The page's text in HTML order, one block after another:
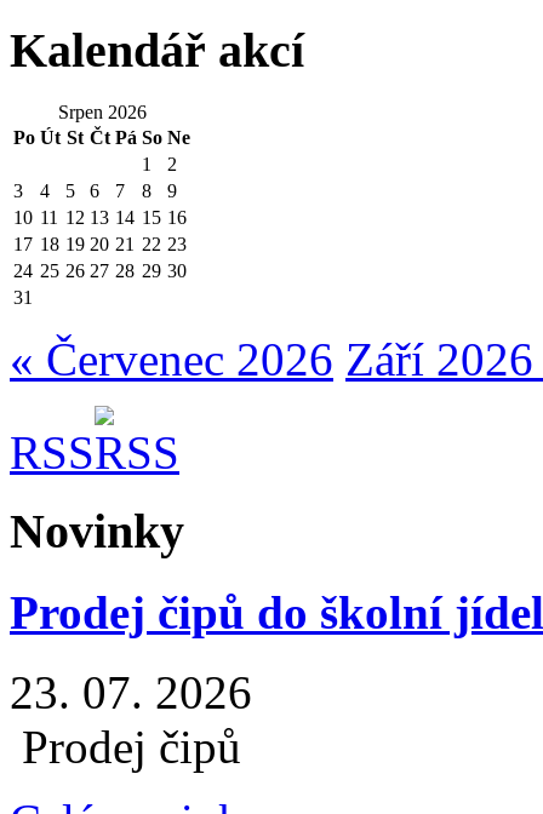
Kalendář akcí
Srpen 2026
Po Út St Čt Pá So Ne
1
2
3
4 5 6 7 8
9
10 11 12 13 14 15 16
17 18 19 20 21 22 23
24 25 26 27 28 29 30
31
« Červenec 2026 Září
RSS
Novinky
Prodej čipů do školní
23. 07. 2026
Prodej čipů